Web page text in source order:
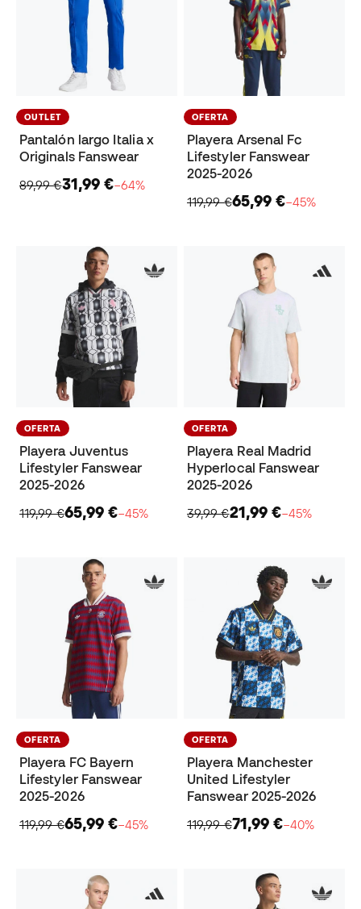
OUTLET
Pantalón largo Italia x
Originals Fanswear
89,99 €31,99 €−64%
OFERTA
Playera Arsenal Fc
Lifestyler Fanswear
2025-2026
119,99 €65,99 €−45%
OFERTA
Playera Juventus
Lifestyler Fanswear
2025-2026
119,99 €65,99 €−45%
OFERTA
Playera Real Madrid
Hyperlocal Fanswear
2025-2026
39,99 €21,99 €−45%
OFERTA
Playera FC Bayern
Lifestyler Fanswear
2025-2026
119,99 €65,99 €−45%
OFERTA
Playera Manchester
United Lifestyler
Fanswear 2025-2026
119,99 €71,99 €−40%